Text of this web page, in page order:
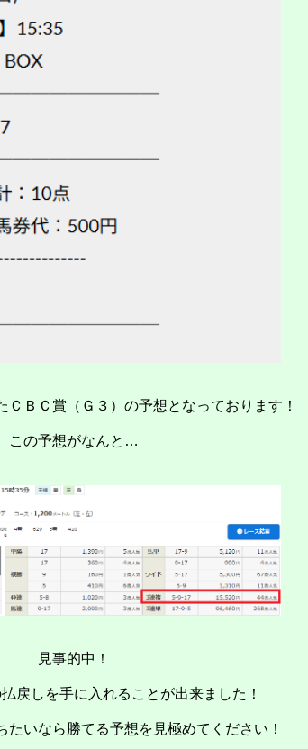
ＣＢＣ賞（Ｇ３）の予想となっております！
この予想がなんと…
見事的中！
戻しを手に入れることが出来ました！
たいなら勝てる予想を見極めてください！